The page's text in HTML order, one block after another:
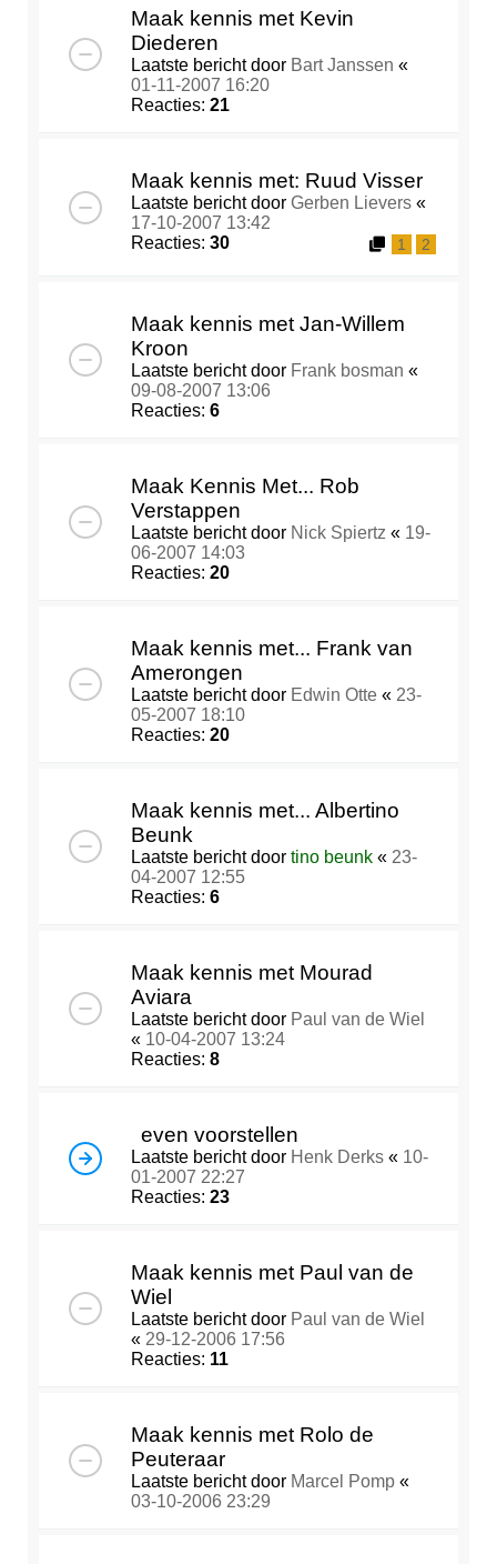
Maak kennis met Kevin
Diederen
Laatste bericht door Bart Janssen «
01-11-2007 16:20
Reacties: 21
Maak kennis met: Ruud Visser
Laatste bericht door Gerben Lievers «
17-10-2007 13:42
Reacties: 30 1 2
Maak kennis met Jan-Willem
Kroon
Laatste bericht door Frank bosman «
09-08-2007 13:06
Reacties: 6
Maak Kennis Met... Rob
Verstappen
Laatste bericht door Nick Spiertz « 19-
06-2007 14:03
Reacties: 20
Maak kennis met... Frank van
Amerongen
Laatste bericht door Edwin Otte « 23-
05-2007 18:10
Reacties: 20
Maak kennis met... Albertino
Beunk
Laatste bericht door tino beunk « 23-
04-2007 12:55
Reacties: 6
Maak kennis met Mourad
Aviara
Laatste bericht door Paul van de Wiel
« 10-04-2007 13:24
Reacties: 8
even voorstellen
Laatste bericht door Henk Derks « 10-
01-2007 22:27
Reacties: 23
Maak kennis met Paul van de
Wiel
Laatste bericht door Paul van de Wiel
« 29-12-2006 17:56
Reacties: 11
Maak kennis met Rolo de
Peuteraar
Laatste bericht door Marcel Pomp «
03-10-2006 23:29